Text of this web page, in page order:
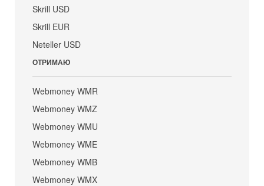
Skrill USD
Skrill EUR
Neteller USD
ОТРИМАЮ
Webmoney WMR
Webmoney WMZ
Webmoney WMU
Webmoney WME
Webmoney WMB
Webmoney WMX